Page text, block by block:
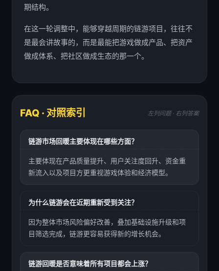
期结构。
在这一轮调整中，能够穿越周期的链游项目，往往不
是最会讲故事的，而是最能把游戏做成产品、把资产
做成体系、把社区做成生态的那一个。
FAQ · 对照索引 左列问题 · 右列答案
链游市场回暖主要体现在哪些方面？
主要体现在产品质量提升、用户关注度回升、资金重
新流入以及项目方更重视游戏体验和经济模型。
为什么链游会在近期重新受到关注？
因为整体市场风险偏好改善，叠加基础设施升级和项
目筛选完成，链游更容易获得新的增长机会。
链游回暖是否意味着所有项目都会上涨？